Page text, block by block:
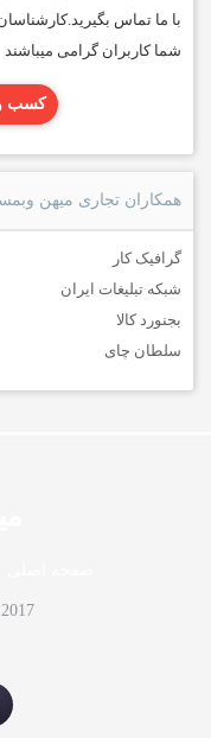
شما کاربران گرامی میباشند
کسب و
همکاران تجاری میهن
گرافیک کار
شبکه تبلیغات ایران
بجنورد کالا
سلطان چای